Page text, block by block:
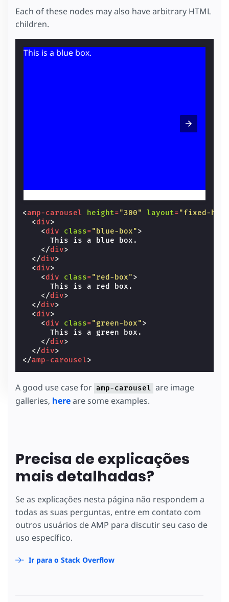
Each of these nodes may also have arbitrary HTML
children.
This is a blue box.
<amp-carousel height="300" layout="fixed-
<div>
<div class="blue-box">
      This is a blue box.
</div>
</div>
<div>
<div class="red-box">
      This is a red box.
</div>
</div>
<div>
<div class="green-box">
      This is a green box.
</div>
</div>
</amp-carousel>
A good use case for amp-carousel are image
galleries, hereare some examples.
Precisa de explicações
mais detalhadas?
Se as explicações nesta página não respondem a
todas as suas perguntas, entre em contato com
outros usuários de AMP para discutir seu caso de
uso específico.
Ir para o Stack Overflow